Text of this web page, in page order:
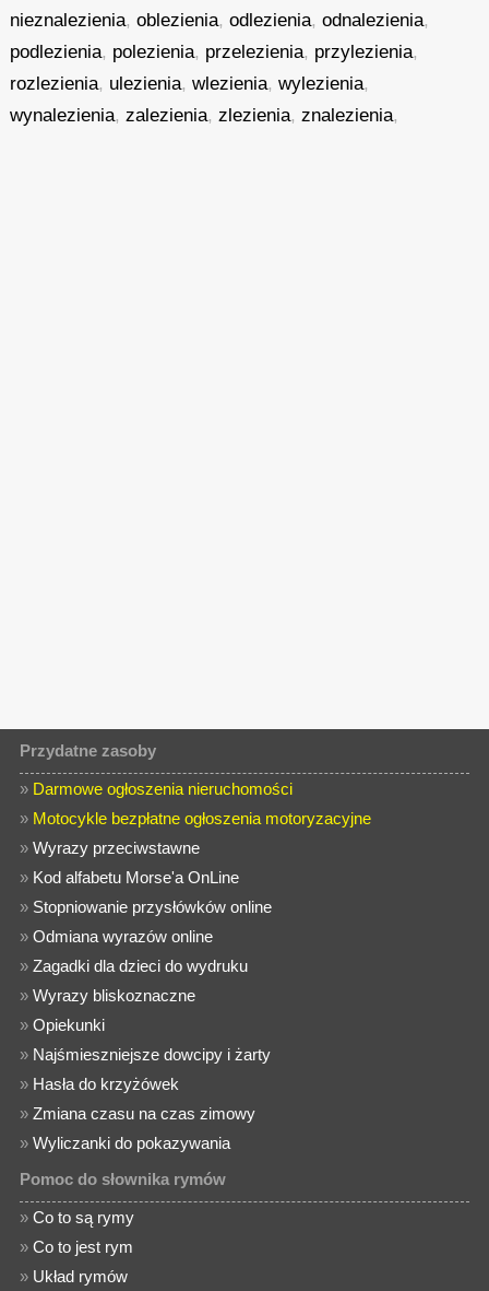
nieznalezienia,oblezienia,odlezienia,odnalezienia,
podlezienia, polezienia, przelezienia, przylezienia,
rozlezienia, ulezienia,wlezienia,wylezienia,
wynalezienia,zalezienia,zlezienia,znalezienia,
Przydatne zasoby
» Darmowe ogłoszenia nieruchomości
» Motocykle bezpłatne ogłoszenia motoryzacyjne
»Wyrazy przeciwstawne
» Kod alfabetu Morse'a OnLine
» Stopniowanie przysłówków online
»Odmiana wyrazów online
»Zagadki dla dzieci do wydruku
»Wyrazy bliskoznaczne
»Opiekunki
» Najśmieszniejsze dowcipy i żarty
» Hasła do krzyżówek
»Zmiana czasu na czas zimowy
»Wyliczanki do pokazywania
Pomoc do słownika rymów
»Co to są rymy
»Co to jest rym
» Układ rymów